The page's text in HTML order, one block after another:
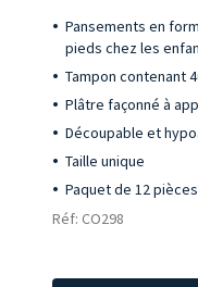
Pansements en
pieds chez les
Tampon contenant
Plâtre façonné à
Découpable et
Taille unique
Paquet de 12 pièces
Réf: CO298